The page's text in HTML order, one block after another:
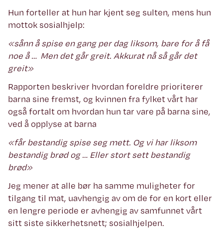
Hun forteller at hun har kjent seg sulten, mens hun
mottok sosialhjelp:
«sånn å spise en gang per dag liksom, bare for å få
noe å … Men det går greit. Akkurat nå så går det
greit»
Rapporten beskriver hvordan foreldre prioriterer
barna sine fremst, og kvinnen fra fylket vårt har
også fortalt om hvordan hun tar vare på barna sine,
ved å opplyse at barna
«får bestandig spise seg mett. Og vi har liksom
bestandig brød og … Eller stort sett bestandig
brød»
Jeg mener at alle bør ha samme muligheter for
tilgang til mat, uavhengig av om de for en kort eller
en lengre periode er avhengig av samfunnet vårt
sitt siste sikkerhetsnett; sosialhjelpen.